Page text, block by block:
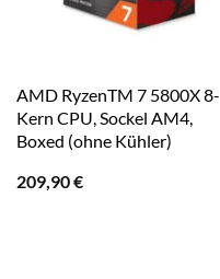
AMD RyzenTM 7 5800X 8-
Kern CPU, Sockel AM4,
Boxed (ohne Kühler)
209,90€